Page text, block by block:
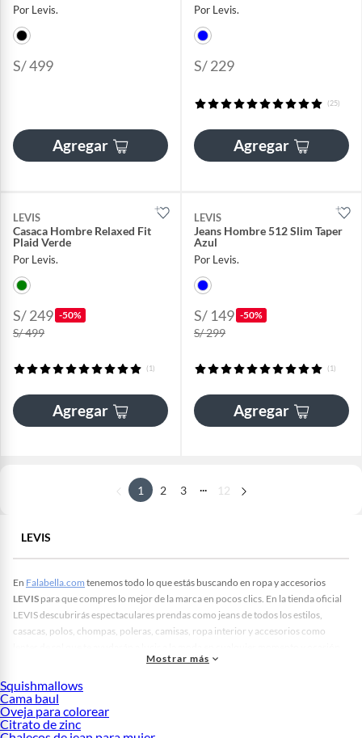
Por Levis.
S/ 499
Agregar
Por Levis.
S/ 229
(25)
Agregar
LEVIS
Casaca Hombre Relaxed Fit
Plaid Verde
Por Levis.
S/ 249 -50%
S/ 499
(1)
Agregar
LEVIS
Jeans Hombre 512 Slim Taper
Azul
Por Levis.
S/ 149 -50%
S/ 299
(1)
Agregar
1 2 3 12
LEVIS
En Falabella.com tenemos todo lo que estás buscando en ropa y accesorios
LEVIS para que compres lo mejor de la marca en pocos clics. En la tienda oficial
LEVIS descubrirás espectaculares prendas como jeans de todos los estilos,
casacas, polos, chompas, poleras, camisas, ropa interior y accesorios como
que trascienden el tiempo y las tendencias. También hallarás diseños modernos
que se adaptan fácilmente a tus gustos personales.
Con un legado que abarca décadas de innovación y calidad, podrás navegar en
Mostrar más
Squishmallows
Cama baul
Oveja para colorear
Citrato de zinc